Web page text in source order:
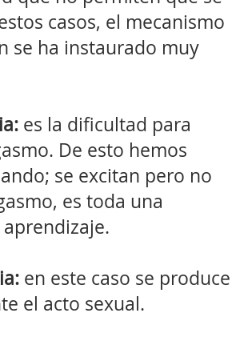
casos, el mecanismo
se ha instaurado muy
es la dificultad para
De esto hemos
se excitan pero no
es toda una
en este caso se produce
el acto sexual.